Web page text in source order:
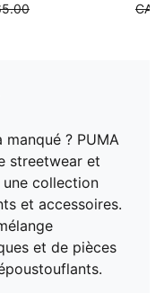
? PUMA
streetwear et
collection
et accessoires.
et de pièces